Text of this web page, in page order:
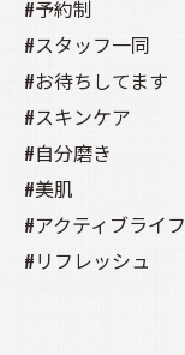
#予約制
#スタッフ一同
#お待ちしてます
#スキンケア
#自分磨き
#美肌
#アクティブライフ
#リフレッシュ